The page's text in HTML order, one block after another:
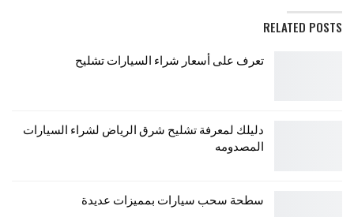
RELATED POSTS
تعرف على أسعار شراء السيارات تشليح
دليلك لمعرفة تشليح شرق الرياض لشراء السيارات
المصدومه
سطحة سحب سيارات بمميزات عديدة